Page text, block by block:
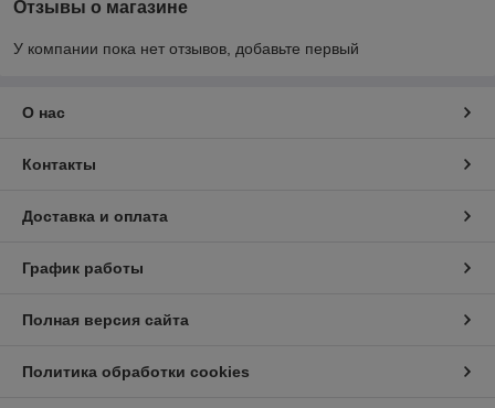
Отзывы о магазине
У компании пока нет отзывов, добавьте первый
О нас
Контакты
Доставка и оплата
График работы
Полная версия сайта
Политика обработки cookies